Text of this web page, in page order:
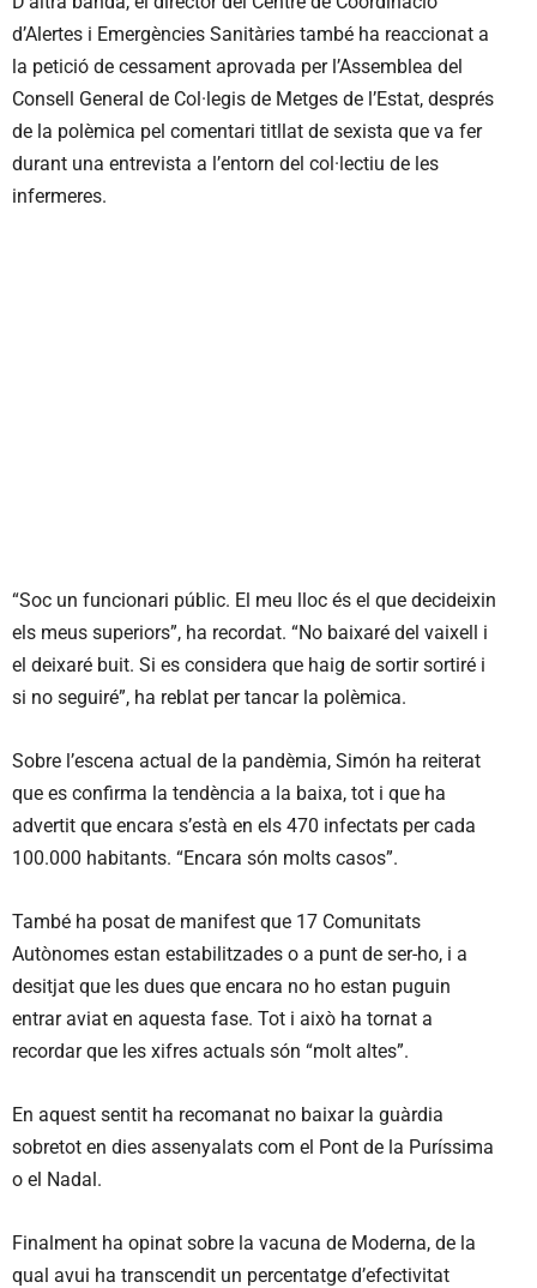
d’Alertes i Emergències Sanitàries també ha reaccionat a
la petició de cessament aprovada per l’Assemblea del
Consell General de Col·legis de Metges de l’Estat, després
de la polèmica pel comentari titllat de sexista que va fer
durant una entrevista a l’entorn del col·lectiu de les
infermeres.
“Soc un funcionari públic. El meu lloc és el que decideixin
els meus superiors”, ha recordat. “No baixaré del vaixell i
el deixaré buit. Si es considera que haig de sortir sortiré i
si no seguiré”, ha reblat per tancar la polèmica.
Sobre l’escena actual de la pandèmia, Simón ha reiterat
que es confirma la tendència a la baixa, tot i que ha
advertit que encara s’està en els 470 infectats per cada
100.000 habitants. “Encara són molts casos”.
També ha posat de manifest que 17 Comunitats
Autònomes estan estabilitzades o a punt de ser-ho, i a
desitjat que les dues que encara no ho estan puguin
entrar aviat en aquesta fase. Tot i això ha tornat a
recordar que les xifres actuals són “molt altes”.
En aquest sentit ha recomanat no baixar la guàrdia
sobretot en dies assenyalats com el Pont de la Puríssima
o el Nadal.
Finalment ha opinat sobre la vacuna de Moderna, de la
qual avui ha transcendit un percentatge d’efectivitat